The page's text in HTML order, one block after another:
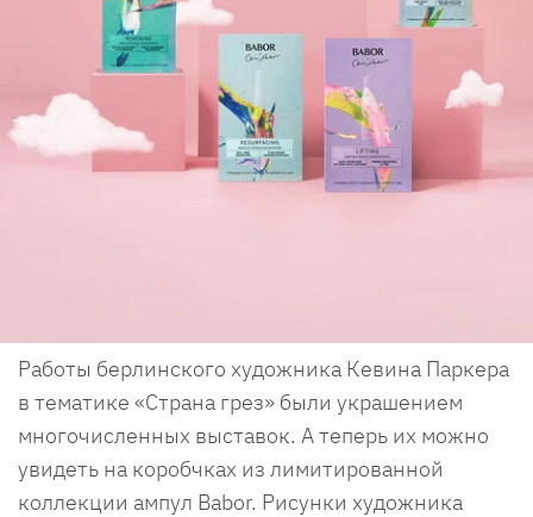
Работы берлинского художника Кевина Паркера
в тематике «Страна грез» были украшением
многочисленных выставок. А теперь их можно
увидеть на коробчках из лимитированной
коллекции ампул Babor. Рисунки художника